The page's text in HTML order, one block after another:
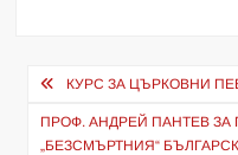
Навигация
КУРС ЗА ЦЪРКОВНИ
ПРОФ. АНДРЕЙ ПАНТЕВ
„БЕЗСМЪРТНИЯ“